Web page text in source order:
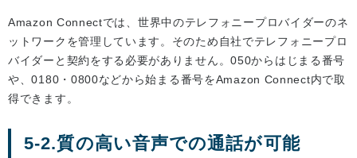
Amazon Connectでは、世界中のテレフォニープロバイダーのネ
ットワークを管理しています。そのため自社でテレフォニープロ
バイダーと契約をする必要がありません。050からはじまる番号
や、0180・0800などから始まる番号をAmazon Connect内で取
得できます。
5-2.質の高い音声での通話が可能